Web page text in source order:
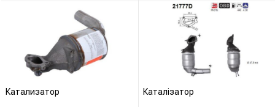
Катализатор Каталізатор